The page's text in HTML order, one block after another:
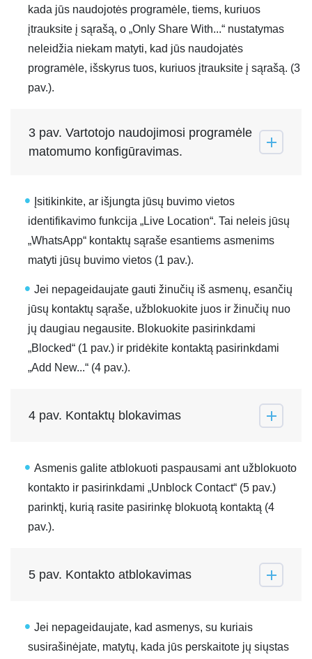
kada jūs naudojotės programėle, tiems, kuriuos
įtrauksite į sąrašą, o „Only Share With...“ nustatymas
neleidžia niekam matyti, kad jūs naudojatės
programėle, išskyrus tuos, kuriuos įtrauksite į sąrašą. (3
pav.).
3 pav. Vartotojo naudojimosi programėle
matomumo konfigūravimas.
Įsitikinkite, ar išjungta jūsų buvimo vietos
identifikavimo funkcija „Live Location“. Tai neleis jūsų
„WhatsApp“ kontaktų sąraše esantiems asmenims
matyti jūsų buvimo vietos (1 pav.).
Jei nepageidaujate gauti žinučių iš asmenų, esančių
jūsų kontaktų sąraše, užblokuokite juos ir žinučių nuo
jų daugiau negausite. Blokuokite pasirinkdami
„Blocked“ (1 pav.) ir pridėkite kontaktą pasirinkdami
„Add New...“ (4 pav.).
4 pav. Kontaktų blokavimas
Asmenis galite atblokuoti paspausami ant užblokuoto
kontakto ir pasirinkdami „Unblock Contact“ (5 pav.)
parinktį, kurią rasite pasirinkę blokuotą kontaktą (4
pav.).
5 pav. Kontakto atblokavimas
Jei nepageidaujate, kad asmenys, su kuriais
susirašinėjate, matytų, kada jūs perskaitote jų siųstas